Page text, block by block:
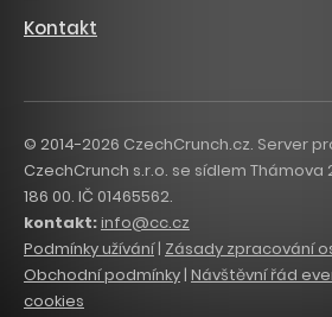
Kontakt
© 2014-2026 CzechCrunch.cz. Server
CzechCrunch s.r.o. se sídlem Thámova
186 00. IČ 01465562.
kontakt:info@cc.cz
Podmínky užívání| Zásady zpracování
Obchodní podmínky| Návštěvní řád
cookies